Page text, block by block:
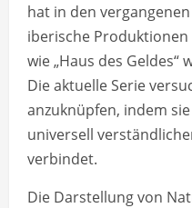
hat in den
iberische
wie „Haus des Geldes“
Die aktuelle Serie
anzuknüpfen, indem
universell
verbindet.
Die Darstellung von